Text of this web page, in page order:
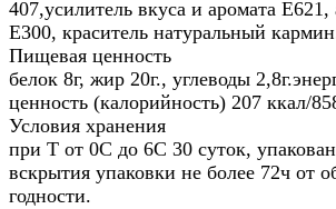
407,усилитель вкуса и аромата Е621,
Е300, краситель натуральный
Пищевая ценность
белок 8г, жир 20г., углеводы
ценность (калорийность) 207 ккал/
Условия хранения
при Т от 0С до 6С 30 суток,
вскрытия упаковки не более 72ч от
годности.